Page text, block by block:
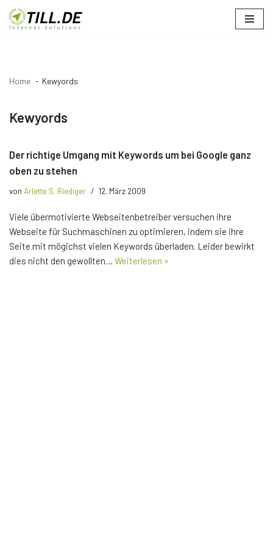
Zum
Home Kewyords
Kewyords
Der richtige Umgang mit Keywords um bei Google ganz
oben zu stehen
von Arlette S. Riediger 12. März 2009
Viele übermotivierte Webseitenbetreiber versuchen ihre
Webseite für Suchmaschinen zu optimieren, indem sie ihre
Seite mit mögichst vielen Keywords überladen. Leider bewirkt
dies nicht den gewollten… Weiterlesen »